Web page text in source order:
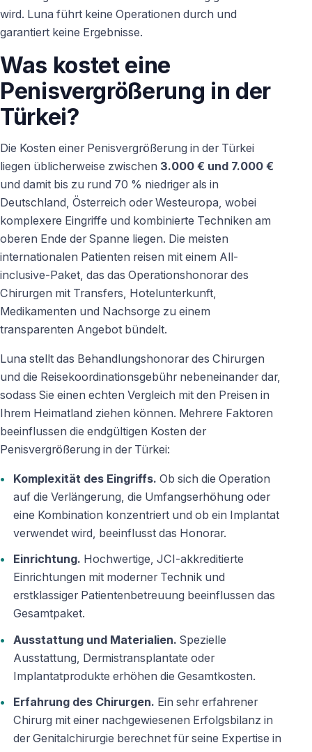
wird. Luna führt keine Operationen durch und
garantiert keine Ergebnisse.
Was kostet eine
Penisvergrößerung in der
Türkei?
Die Kosten einer Penisvergrößerung in der Türkei
liegen üblicherweise zwischen 3.000 € und 7.000 €
und damit bis zu rund 70 % niedriger als in
Deutschland, Österreich oder Westeuropa, wobei
komplexere Eingriffe und kombinierte Techniken am
oberen Ende der Spanne liegen. Die meisten
internationalen Patienten reisen mit einem All-
inclusive-Paket, das das Operationshonorar des
Chirurgen mit Transfers, Hotelunterkunft,
Medikamenten und Nachsorge zu einem
transparenten Angebot bündelt.
Luna stellt das Behandlungshonorar des Chirurgen
und die Reisekoordinationsgebühr nebeneinander dar,
sodass Sie einen echten Vergleich mit den Preisen in
Ihrem Heimatland ziehen können. Mehrere Faktoren
beeinflussen die endgültigen Kosten der
Penisvergrößerung in der Türkei:
Komplexität des Eingriffs. Ob sich die Operation
auf die Verlängerung, die Umfangserhöhung oder
eine Kombination konzentriert und ob ein Implantat
verwendet wird, beeinflusst das Honorar.
Einrichtung. Hochwertige, JCI-akkreditierte
Einrichtungen mit moderner Technik und
erstklassiger Patientenbetreuung beeinflussen das
Gesamtpaket.
Ausstattung und Materialien. Spezielle
Ausstattung, Dermistransplantate oder
Implantatprodukte erhöhen die Gesamtkosten.
Erfahrung des Chirurgen. Ein sehr erfahrener
Chirurg mit einer nachgewiesenen Erfolgsbilanz in
der Genitalchirurgie berechnet für seine Expertise in